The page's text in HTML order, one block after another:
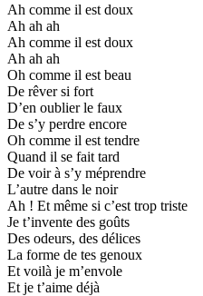
Ah comme il est doux
Ah ah ah
Ah comme il est doux
Ah ah ah
Oh comme il est beau
De rêver si fort
D’en oublier le faux
De s’y perdre encore
Oh comme il est tendre
Quand il se fait tard
De voir à s’y méprendre
L’autre dans le noir
Ah ! Et même si c’est trop triste
Je t’invente des goûts
Des odeurs, des délices
La forme de tes genoux
Et voilà je m’envole
Et je t’aime déjà